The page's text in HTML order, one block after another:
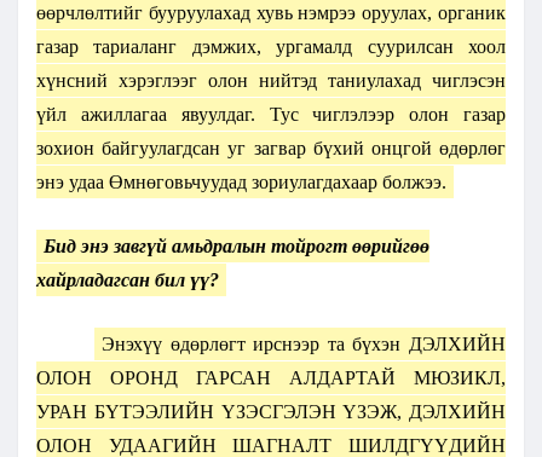
өөрчлөлтийг бууруулахад хувь нэмрээ оруулах, органик
газар тариаланг дэмжих, ургамалд суурилсан хоол
хүнсний хэрэглээг олон нийтэд таниулахад чиглэсэн
үйл ажиллагаа явуулдаг. Тус чиглэлээр олон газар
зохион байгуулагдсан уг загвар бүхий онцгой өдөрлөг
энэ удаа Өмнөговьчуудад зориулагдахаар болжээ.
Бид энэ завгүй амьдралын тойрогт өөрийгөө
хайрладагсан бил үү?
Энэхүү өдөрлөгт ирснээр та бүхэн ДЭЛХИЙН
ОЛОН ОРОНД ГАРСАН АЛДАРТАЙ МЮЗИКЛ,
УРАН БҮТЭЭЛИЙН ҮЗЭСГЭЛЭН ҮЗЭЖ, ДЭЛХИЙН
ОЛОН УДААГИЙН ШАГНАЛТ ШИЛДГҮҮДИЙН